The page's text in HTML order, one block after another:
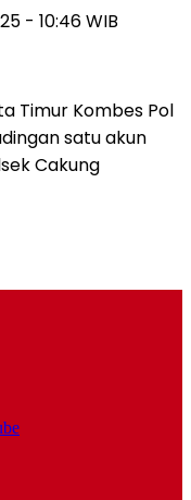
- 10:46 WIB
Timur Kombes Pol
satu akun
Cakung